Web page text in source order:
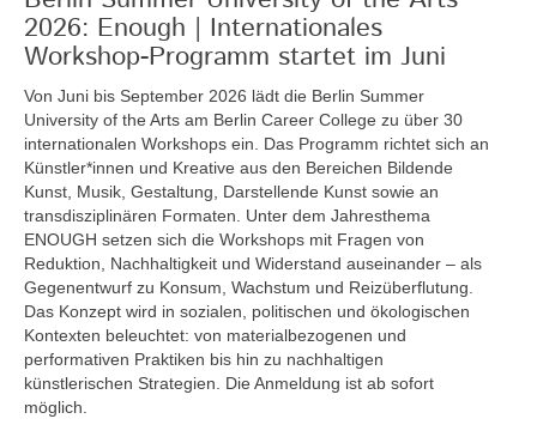
2026: Enough | Internationales
Workshop-Programm startet im Juni
Von Juni bis September 2026 lädt die Berlin Summer
University of the Arts am Berlin Career College zu über 30
internationalen Workshops ein. Das Programm richtet sich an
Künstler*innen und Kreative aus den Bereichen Bildende
Kunst, Musik, Gestaltung, Darstellende Kunst sowie an
transdisziplinären Formaten. Unter dem Jahresthema
ENOUGH setzen sich die Workshops mit Fragen von
Reduktion, Nachhaltigkeit und Widerstand auseinander – als
Gegenentwurf zu Konsum, Wachstum und Reizüberflutung.
Das Konzept wird in sozialen, politischen und ökologischen
Kontexten beleuchtet: von materialbezogenen und
performativen Praktiken bis hin zu nachhaltigen
künstlerischen Strategien. Die Anmeldung ist ab sofort
möglich.